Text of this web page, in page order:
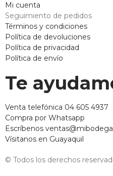
Mi cuenta
Seguimiento de pedidos
Términos y condiciones
Política de devoluciones
Política de privacidad
Política de envío
Te
Venta telefónica 04 605 4937
Compra por Whatsapp
Escríbenos
Vísitanos en Guayaquil
© Todos los derechos